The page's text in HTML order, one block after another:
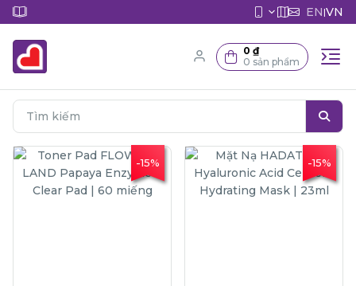
EN|VN
0 ₫
0 sản phẩm
-15% -15%